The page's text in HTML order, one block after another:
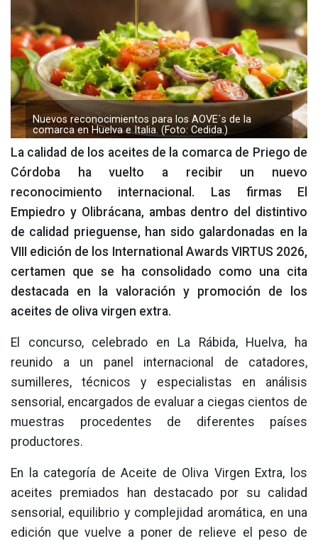
Nuevos reconocimientos para los AOVE´s de la
comarca en Huelva e Italia. (Foto: Cedida.)
La calidad de los aceites de la comarca de Priego de
Córdoba ha vuelto a recibir un nuevo
reconocimiento internacional. Las firmas El
Empiedro y Olibrácana, ambas dentro del distintivo
de calidad prieguense, han sido galardonadas en la
VIII edición de los International Awards VIRTUS 2026,
certamen que se ha consolidado como una cita
destacada en la valoración y promoción de los
aceites de oliva virgen extra.
El concurso, celebrado en La Rábida, Huelva, ha
reunido a un panel internacional de catadores,
sumilleres, técnicos y especialistas en análisis
sensorial, encargados de evaluar a ciegas cientos de
muestras procedentes de diferentes países
productores.
En la categoría de Aceite de Oliva Virgen Extra, los
aceites premiados han destacado por su calidad
sensorial, equilibrio y complejidad aromática, en una
edición que vuelve a poner de relieve el peso de